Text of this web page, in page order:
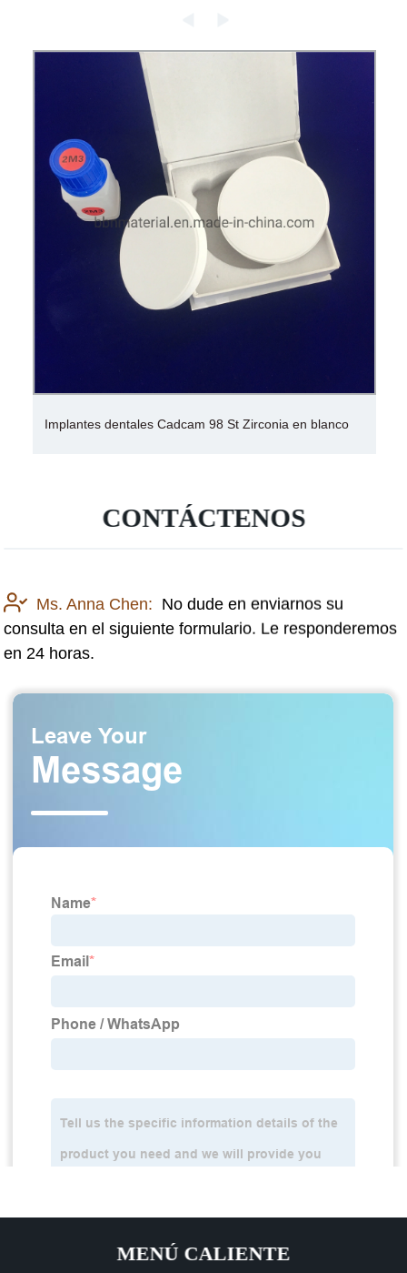
Implantes dentales Cadcam 98 St Zirconia en blanco
CONTÁCTENOS
Ms. Anna Chen: No dude en enviarnos su
consulta en el siguiente formulario. Le responderemos
en 24 horas.
MENÚ CALIENTE